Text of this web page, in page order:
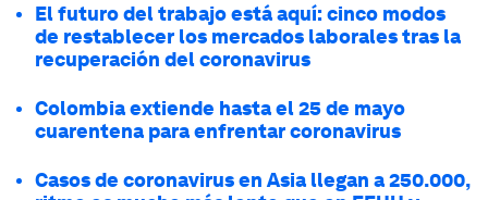
El futuro del trabajo está aquí: cinco modos
de restablecer los mercados laborales tras la
recuperación del coronavirus
Colombia extiende hasta el 25 de mayo
cuarentena para enfrentar coronavirus
Casos de coronavirus en Asia llegan a 250.000,